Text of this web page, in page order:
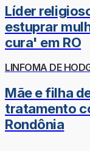
Líder
estuprar
cura' em RO
LINFOMA DE
Mãe e filha
tratamento
Rondônia